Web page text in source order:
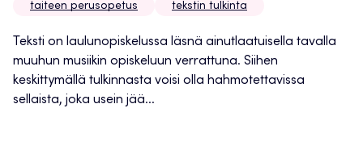
taiteen perusopetus
tekstin tulkinta
Teksti on laulunopiskelussa läsnä ainutlaatuisella tavalla
muuhun musiikin opiskeluun verrattuna. Siihen
keskittymällä tulkinnasta voisi olla hahmotettavissa
sellaista, joka usein jää...